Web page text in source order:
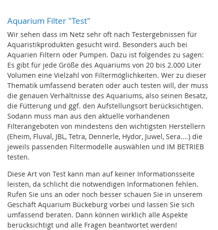
Aquarium Filter "Test"
Wir sehen dass im Netz sehr oft nach Testergebnissen für
Aquaristikprodukten gesucht wird. Besonders auch bei
Aquarien Filtern oder Pumpen. Dazu ist folgendes zu sagen:
Es gibt für jede Größe des Aquariums von 20 bis 2.000 Liter
Volumen eine Vielzahl von Filtermöglichkeiten. Wer zu dieser
Thematik umfassend beraten oder auch testen will, der muss
die genauen Verhältnisse des Aquariums, also seinen Besatz,
die Fütterung und ggf. den Aufstellungsort berücksichtigen.
Sodann muss man aus den aktuelle vorhandenen
Filterangeboten von mindestens den wichtigsten Herstellern
(Eheim, Fluval, JBL, Tetra, Dennerle, Hydor, Juwel, Sera....) die
jeweils passenden Filtermodelle auswählen und IM BETRIEB
testen.
Diese Art von Test kann man auf keiner Informationsseite
leisten, da schlicht die notwendigen Informationen fehlen.
Rufen Sie uns an oder noch besser schauen Sie in unserem
Geschäft Aquarium Bückeburg vorbei und lassen Sie sich
umfassend beraten. Dann können wirklich alle Aspekte
berücksichtigt und alle Fragen beantwortet werden!